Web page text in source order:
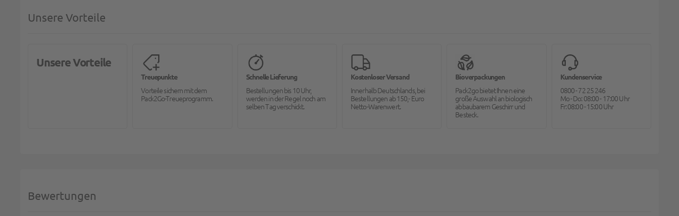
Unsere Vorteile
Unsere Vorteile
Treuepunkte
Vorteile sichern mit dem
Pack2Go-Treueprogramm.
Schnelle Lieferung
Bestellungen bis 10 Uhr,
werden in der Regel noch am
selben Tag verschickt.
Kostenloser Versand
Innerhalb Deutschlands, bei
Bestellungen ab 150,- Euro
Netto-Warenwert.
Bioverpackungen
Pack2go bietet Ihnen eine
große Auswahl an biologisch
abbaubarem Geschirr und
Besteck.
Kundenservice
0800 - 72 25 246
Mo - Do: 08:00 - 17:00 Uhr
Fr: 08:00 - 15:00 Uhr
Bewertungen